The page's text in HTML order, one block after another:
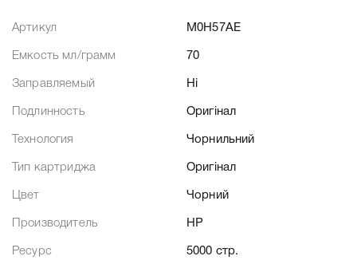
Артикул M0H57AE
Емкость мл/грамм 70
Заправляемый Ні
Подлинность Оригінал
Технология Чорнильний
Тип картриджа Оригінал
Цвет Чорний
Производитель HP
Ресурс 5000 стр.